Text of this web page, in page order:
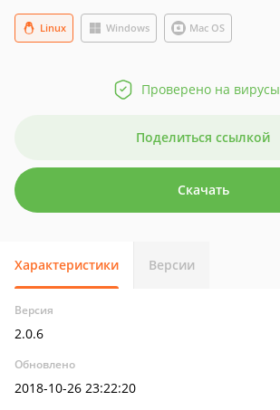
Windows
Linux Mac OS
Проверено на вирусы
Поделиться ссылкой
Скачать
Характеристики Версии
Версия
2.0.6
Обновлено
2018-10-26 23:22:20